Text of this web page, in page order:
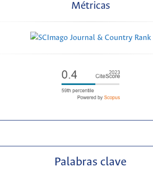
Métricas
Palabras clave